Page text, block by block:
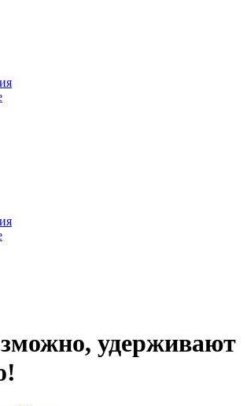
удерживают